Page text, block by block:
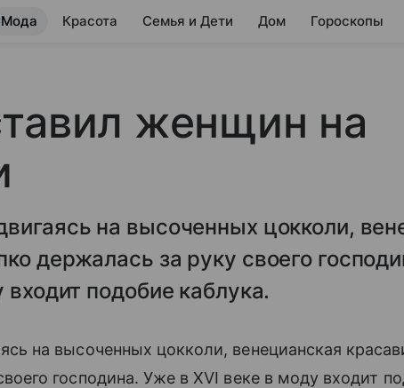
Мода Красота Семья и Дети Дом Гороскопы
женщин на
на высоченных цокколи,
держалась за руку своего
входит подобие каблука.
на высоченных цокколи, венецианская
господина. Уже в XVI веке в моду входит